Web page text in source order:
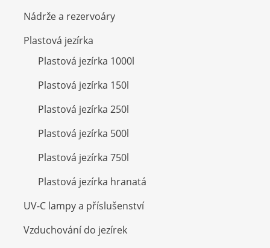
Nádrže a rezervoáry
Plastová jezírka
Plastová jezírka 1000l
Plastová jezírka 150l
Plastová jezírka 250l
Plastová jezírka 500l
Plastová jezírka 750l
Plastová jezírka hranatá
UV-C lampy a příslušenství
Vzduchování do jezírek